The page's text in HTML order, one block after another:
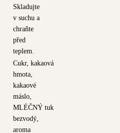
Skladujte
v suchu a
chraňte
před
teplem.
Cukr, kakaová
hmota,
kakaové
máslo,
MLÉČNÝ tuk
bezvodý,
aroma